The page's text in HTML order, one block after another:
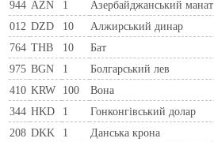
944 AZN 1 Азербайджанський манат
012 DZD 10 Алжирський динар
764 THB 10 Бат
975 BGN 1 Болгарський лев
410 KRW 100 Вона
344 HKD 1 Гонконгівський долар
208 DKK 1 Данська крона